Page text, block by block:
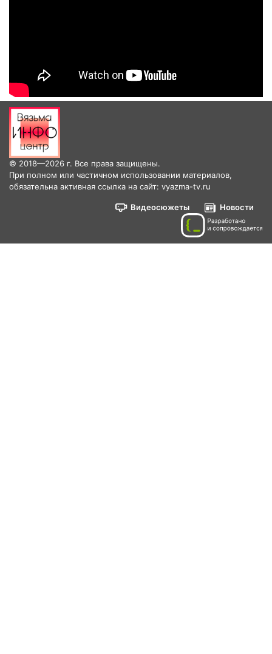
© 2018—2026 г. Все права защищены.
При полном или частичном использовании материалов,
обязательна активная ссылка на сайт: vyazma-tv.ru
Видеосюжеты Новости